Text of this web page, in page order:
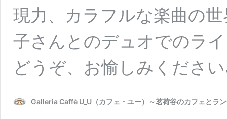
現力、カラフルな楽曲の
子さんとのデュオでのラ
どうぞ、お愉しみくださ
Galleria Caffè U_U（カフェ・ユー）～茗荷谷のカフェとラ